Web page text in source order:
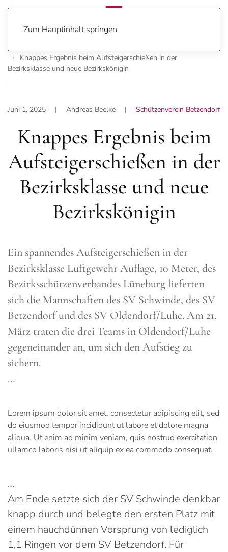
Zum Hauptinhalt springen
Knappes Ergebnis beim Aufsteigerschießen in der
Bezirksklasse und neue Bezirkskönigin
Juni 1, 2025 | Andreas Beelke | Schützenverein Betzendorf
Knappes Ergebnis beim
Aufsteigerschießen in der
Bezirksklasse und neue
Bezirkskönigin
Ein spannendes Aufsteigerschießen in der
Bezirksklasse Luftgewehr Auflage, 10 Meter, des
Bezirksschützenverbandes Lüneburg lieferten
sich die Mannschaften des SV Schwinde, des SV
Betzendorf und des SV Oldendorf/Luhe. Am 21.
März traten die drei Teams in Oldendorf/Luhe
gegeneinander an, um sich den Aufstieg zu
sichern.
…
Lorem ipsum dolor sit amet, consectetur adipiscing elit, sed
do eiusmod tempor incididunt ut labore et dolore magna
aliqua. Ut enim ad minim veniam, quis nostrud exercitation
ullamco laboris nisi ut aliquip ex ea commodo consequat.
…
Am Ende setzte sich der SV Schwinde denkbar
knapp durch und belegte den ersten Platz mit
einem hauchdünnen Vorsprung von lediglich
1,1 Ringen vor dem SV Betzendorf. Für